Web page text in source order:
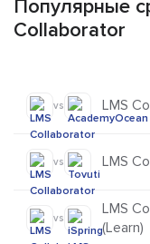
Популярные
Collaborator
vs LMS
vs LMS
vs
LMS
(Learn)